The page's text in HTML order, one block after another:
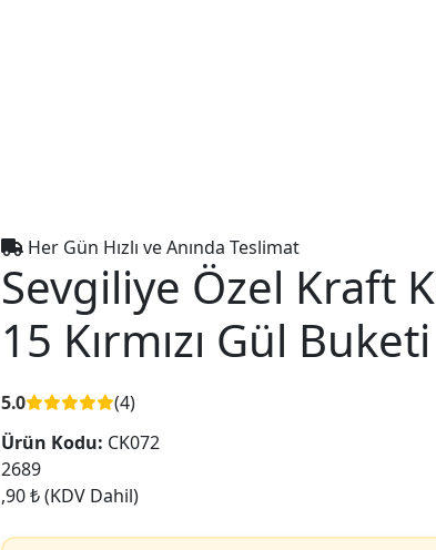
Yusuf D.
Her Gün Hızlı ve Anında Teslimat
Sevgiliye Özel Kraft
15 Kırmızı Gül Buketi
5.0
(4)
Ürün Kodu: CK072
2689
,90 ₺(KDV Dahil)